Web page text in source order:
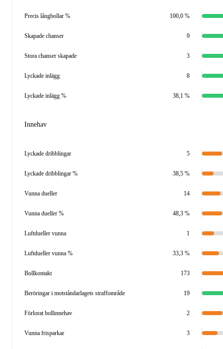
Precis långbollar % 100,0 %
Skapade chanser 9
Stora chanser skapade 3
Lyckade inlägg 8
Lyckade inlägg % 38,1 %
Innehav
Lyckade dribblingar 5
Lyckade dribblingar % 38,5 %
Vunna dueller 14
Vunna dueller % 48,3 %
Luftdueller vunna 1
Luftdueller vunna % 33,3 %
Bollkontakt 173
Beröringar i motståndarlagets straffområde 19
Förlorat bollinnehav 2
Vunna frisparkar 3